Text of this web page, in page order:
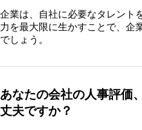
企業は、自社に必要なタレント
力を最大限に生かすことで、企
でしょう。
あなたの会社の人事評価
丈夫ですか？